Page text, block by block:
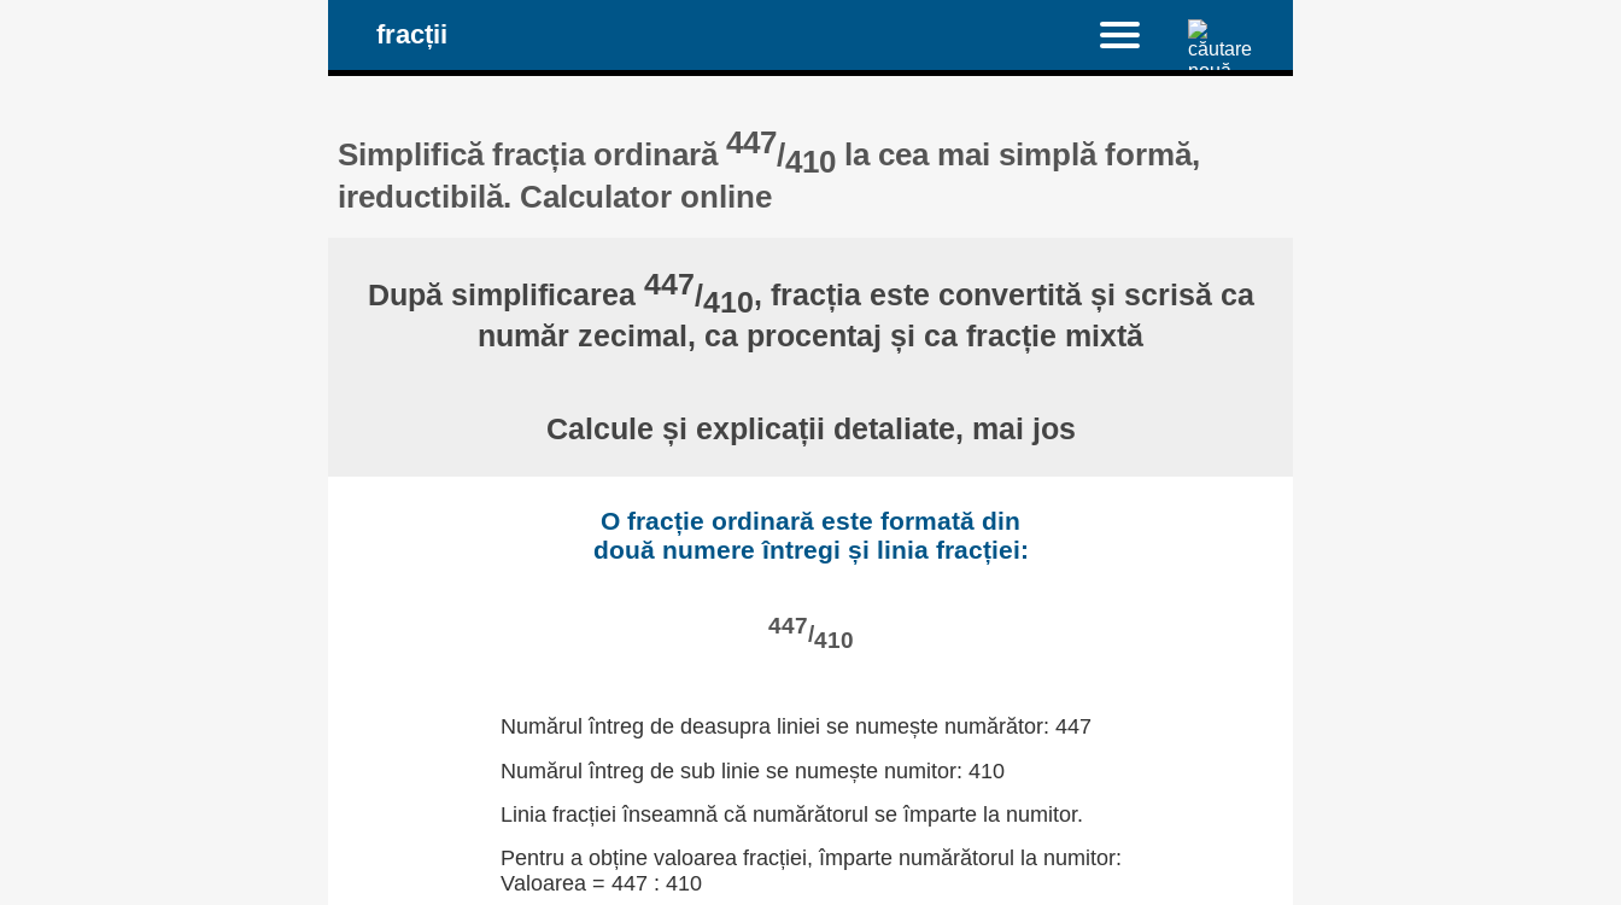
fracții
Simplifică fracția ordinară 447/410 la cea mai simplă formă,
ireductibilă. Calculator online
După simplificarea 447/410, fracția este convertită și scrisă ca
număr zecimal, ca procentaj și ca fracție mixtă
Calcule și explicații detaliate, mai jos
O fracție ordinară este formată din
două numere întregi și linia fracției:
447/410
Numărul întreg de deasupra liniei se numește numărător: 447
Numărul întreg de sub linie se numește numitor: 410
Linia fracției înseamnă că numărătorul se împarte la numitor.
Pentru a obține valoarea fracției, împarte numărătorul la numitor:
Valoarea = 447 : 410